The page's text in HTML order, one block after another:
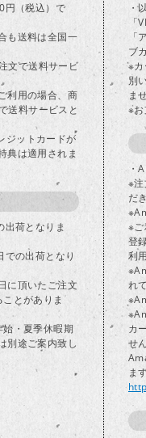
円（税込）で
も送料は全国一
文で送料サービ
利用の場合、商
送料サービスと
ジットカードが
典は適用されま
出荷となりま
での出荷となり
に頂いたご注文
とがありま
・夏季休暇期
別途ご案内致し
・
「
「
ブ
※
別
ま
※お
・
※
だ
※ご
登
利
れ
カ
せん
ま